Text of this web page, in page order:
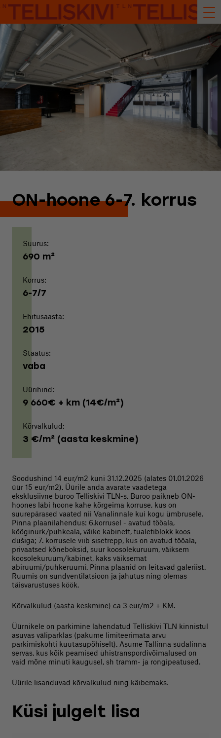
ON-hoone 6-7. korrus
Suurus:
690 m²
Korrus:
6-7/7
Ehitusaasta:
2015
Staatus:
vaba
Üürihind:
9 660€ + km (14€/m²)
Kõrvalkulud:
3 €/m² (aasta keskmine)
Soodushind 14 eur/m2 kuni 31.12.2025 (alates 01.01.2026
üür 15 eur/m2). Üürile anda avarate vaadetega
eksklusiivne büroo Telliskivi TLN-s. Büroo paikneb ON-
hoones läbi hoone kahe kõrgeima korruse, kus on
suurepärased vaated nii Vanalinnale kui kogu ümbrusele.
Pinna plaanilahendus: 6.korrusel - avatud tööala,
kööginurk/puhkeala, väike kabinett, tualetiblokk koos
dušiga; 7. korrusele viib sisetrepp, kus on avatud tööala,
privaatsed kõneboksid, suur koosolekuruum, väiksem
koosolekuruum/kabinet, kaks väiksemat
abiruumi/puhkeruumi. Pinna plaanid on leitavad galeriist.
Ruumis on sundventilatsioon ja jahutus ning olemas
täisvarustuses köök.
Kõrvalkulud (aasta keskmine) ca 3 eur/m2 + KM.
Üürnikele on parkimine lahendatud Telliskivi TLN kinnistul
asuvas väliparklas (pakume limiteerimata arvu
parkimiskohti kuutasupõhiselt). Asume Tallinna südalinna
servas, kus kõik peamised ühistranspordivõimalused on
vaid mõne minuti kaugusel, sh tramm- ja rongipeatused.
Üürile lisanduvad kõrvalkulud ning käibemaks.
Küsi julgelt lisa